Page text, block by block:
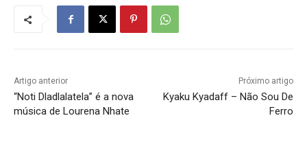
Artigo anterior
“Noti Dladlalatela” é a nova
música de Lourena Nhate
Próximo artigo
Kyaku Kyadaff – Não Sou De
Ferro